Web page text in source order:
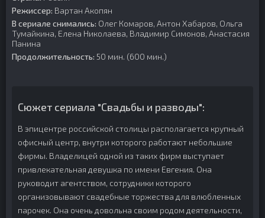
Режиссер: Вартан Акопян
В сериале снимались: Олег Комаров, Антон Хабаров, Ольга
Тумайкина, Елена Николаева, Владимир Симонов, Анастасия
Панина
Продолжительность: 50 мин. (600 мин.)
Сюжет сериала "Свадьбы и разводы":
В эпицентре российской столицы располагается крупный
офисный центр, внутри которого работают небольшие
фирмы. Владелицей одной из таких фирм выступает
привлекательная девушка по имени Евгения. Она
руководит агентством, сотрудники которого
организовывают свадебные торжества для влюбленных
парочек. Она очень довольна своим родом деятельности,